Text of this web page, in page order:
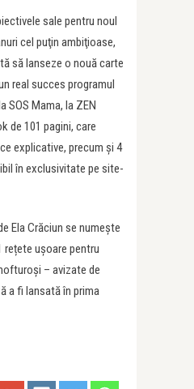
sale pentru noul
cel puţin ambiţioase,
să lanseze o nouă carte
real succes programul
SOS Mama, la ZEN
de 101 pagini, care
explicative, precum şi 4
în exclusivitate pe site-
Ela Crăciun se numeşte
rețete ușoare pentru
– avizate de
a fi lansată în prima